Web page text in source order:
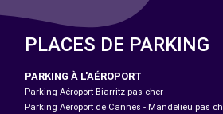
PLACES DE PARKING
PARKING À L'AÉROPORT
Parking Aéroport Biarritz pas cher
Parking Aéroport de Cannes - Mandelieu pas